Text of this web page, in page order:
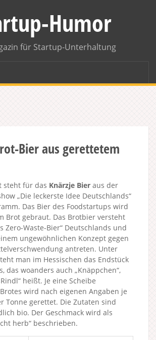
Humor
für Startup-Unterhaltung
Bier aus gerettetem
steht für das Knärzje Bier aus der
„Die leckerste Idee Deutschlands“
Das Bier des Foodstartups wird
Brot gebraut. Das Brotbier versteht
Zero-Waste-Bier“ Deutschlands und
ungewöhnlichen Konzept gegen
antreten. Unter
man im Hessischen das Endstück
das woanders auch „Knäppchen“,
heißt. Je eine Scheibe
wird nach eigenen Angaben je
Tonne gerettet. Die Zutaten sind
bio. Der Geschmack wird als
herb“ beschrieben.